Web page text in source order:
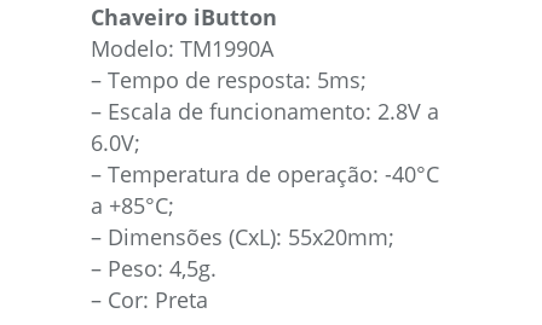
Chaveiro iButton
Modelo: TM1990A
– Tempo de resposta: 5ms;
– Escala de funcionamento: 2.8V a
6.0V;
– Temperatura de operação: -40°C
a +85°C;
– Dimensões (CxL): 55x20mm;
– Peso: 4,5g.
– Cor: Preta